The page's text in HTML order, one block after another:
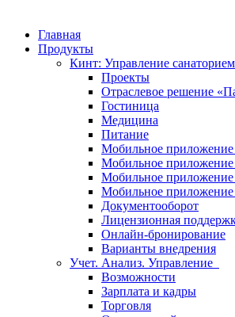
Главная
Продукты
Кинт: Управление санаторием
Проекты
Отраслевое решение
Гостиница
Медицина
Питание
Мобильное
Мобильное приложение
Мобильное
Мобильное приложение
Документооборот
Лицензионная
Онлайн-бронирование
Варианты внедрения
Учет. Анализ. Управление
Возможности
Зарплата и кадры
Торговля